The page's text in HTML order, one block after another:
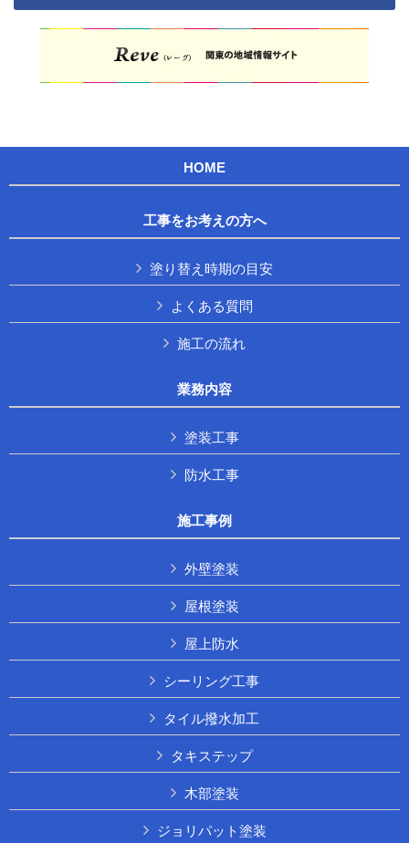
HOME
工事をお考えの方へ
塗り替え時期の目安
よくある質問
施工の流れ
業務内容
塗装工事
防水工事
施工事例
外壁塗装
屋根塗装
屋上防水
シーリング工事
タイル撥水加工
タキステップ
木部塗装
ジョリパット塗装